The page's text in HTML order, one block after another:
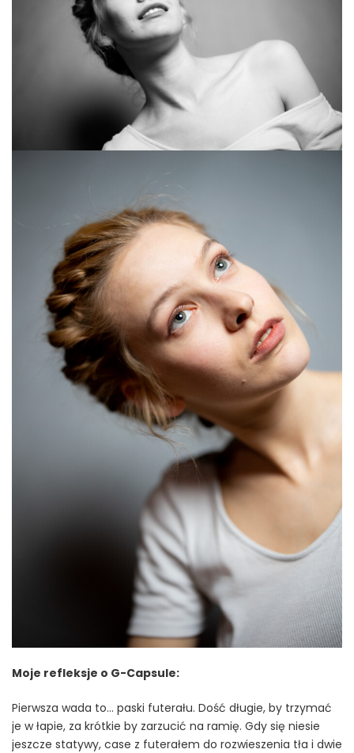
Moje refleksje o G-Capsule:
Pierwsza wada to… paski futerału. Dość długie, by trzymać
je w łapie, za krótkie by zarzucić na ramię. Gdy się niesie
jeszcze statywy, case z futerałem do rozwieszenia tła i dwie